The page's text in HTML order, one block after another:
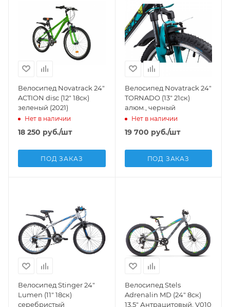
Велосипед Novatrack 24"
ACTION disc (12" 18ск)
зеленый (2021)
Нет в наличии
18 250 руб./шт
ПОД ЗАКАЗ
Велосипед Novatrack 24"
TORNADO (13" 21ск)
алюм., черный
Нет в наличии
19 700 руб./шт
ПОД ЗАКАЗ
Велосипед Stinger 24"
Lumen (11" 18ск)
серебристый
Велосипед Stels
Adrenalin MD (24" 8ск)
13,5" Антрацитовый, V010